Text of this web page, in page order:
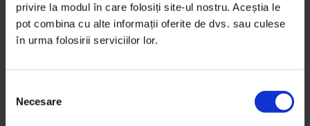
privire la modul în care folosiți site-ul nostru. Aceștia le
pot combina cu alte informații oferite de dvs. sau culese
în urma folosirii serviciilor lor.
Necesare
Mi-e frică să nu uit cum arăți. Așa că mă mai uit la
tine doar puțin. Mă uit la ochii tăi curați ca ziua și la
citești fețe. Ai mereu ascuns în buzunarul secret de
lângă piept un pansament, ca să nu-și bată cineva joc